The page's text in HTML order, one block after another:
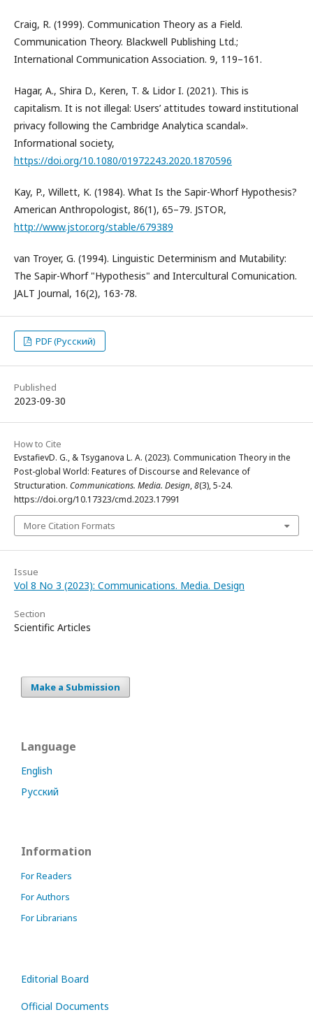
Craig, R. (1999). Communication Theory as a Field.
Communication Theory. Blackwell Publishing Ltd.;
International Communication Association. 9, 119–161.
Hagar, A., Shira D., Keren, T. & Lidor I. (2021). This is
capitalism. It is not illegal: Users’ attitudes toward institutional
privacy following the Cambridge Analytica scandal».
Informational society,
https://doi.org/10.1080/01972243.2020.1870596
Kay, P., Willett, K. (1984). What Is the Sapir-Whorf Hypothesis?
American Anthropologist, 86(1), 65–79. JSTOR,
http://www.jstor.org/stable/679389
van Troyer, G. (1994). Linguistic Determinism and Mutability:
The Sapir-Whorf "Hypothesis" and Intercultural Comunication.
JALT Journal, 16(2), 163-78.
PDF (Русский)
Published
2023-09-30
How to Cite
EvstafievD. G., & Tsyganova L. A. (2023). Communication Theory in the
Post-global World: Features of Discourse and Relevance of
Structuration. Communications. Media. Design,8(3), 5-24.
https://doi.org/10.17323/cmd.2023.17991
More Citation Formats
Issue
Vol 8 No 3 (2023): Communications. Media. Design
Section
Scientific Articles
Make a Submission
Language
English
Русский
Information
For Readers
For Authors
For Librarians
Editorial Board
Official Documents